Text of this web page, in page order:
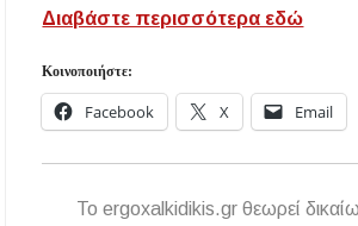
Διαβάστε περισσότερα εδώ
Κοινοποιήστε:
Facebook X Email
To ergoxalkidikis.gr θεωρεί